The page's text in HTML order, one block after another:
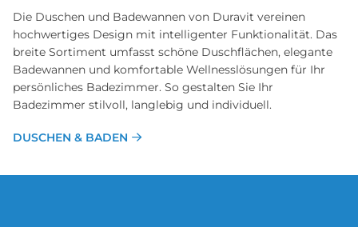
Die Duschen und Badewannen von Duravit vereinen
hochwertiges Design mit intelligenter Funktionalität. Das
breite Sortiment umfasst schöne Duschflächen, elegante
Badewannen und komfortable Wellnesslösungen für Ihr
persönliches Badezimmer. So gestalten Sie Ihr
Badezimmer stilvoll, langlebig und individuell.
DUSCHEN & BADEN